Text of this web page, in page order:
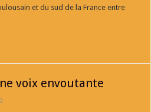
et du sud de la France entre
voix envoutante
0